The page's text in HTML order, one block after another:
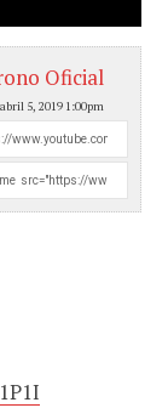
Oficial
5, 2019 1:00pm